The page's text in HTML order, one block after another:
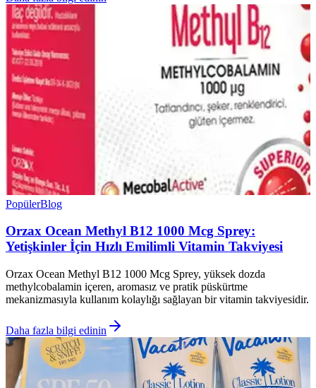
PopülerBlog
Orzax Ocean Methyl B12 1000 Mcg Sprey:
Yetişkinler İçin Hızlı Emilimli Vitamin Takviyesi
Orzax Ocean Methyl B12 1000 Mcg Sprey, yüksek dozda
methylcobalamin içeren, aromasız ve pratik püskürtme
mekanizmasıyla kullanım kolaylığı sağlayan bir vitamin takviyesidir.
Daha fazla bilgi edinin